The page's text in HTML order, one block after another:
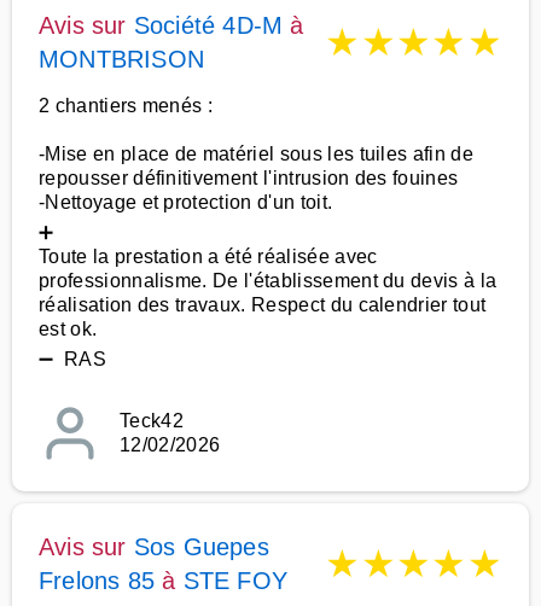
Avis sur Société 4D-M à
MONTBRISON
★★★★★
2 chantiers menés :
-Mise en place de matériel sous les tuiles afin de
repousser définitivement l'intrusion des fouines
-Nettoyage et protection d'un toit.
➕
Toute la prestation a été réalisée avec
professionnalisme. De l'établissement du devis à la
réalisation des travaux. Respect du calendrier tout
est ok.
➖ RAS
Teck42
12/02/2026
Avis sur Sos Guepes
Frelons 85 à STE FOY ★★★★★